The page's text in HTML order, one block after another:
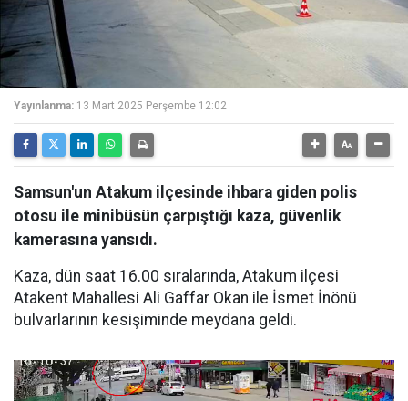
Yayınlanma: 13 Mart 2025 Perşembe 12:02
Samsun'un Atakum ilçesinde ihbara giden polis
otosu ile minibüsün çarpıştığı kaza, güvenlik
kamerasına yansıdı.
Kaza, dün saat 16.00 sıralarında, Atakum ilçesi
Atakent Mahallesi Ali Gaffar Okan ile İsmet İnönü
bulvarlarının kesişiminde meydana geldi.